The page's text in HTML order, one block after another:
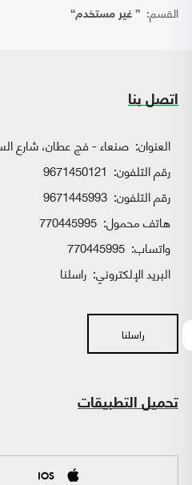
القسم: { غير مستخدم}
اتصل بنا
العنوان: صنعاء - فج عطان، شارع
رقم التلفون: 9671450121
رقم التلفون: 9671445993
هاتف محمول: 770445995
واتساب:
البريد الإلكتروني: راسلنا
راسلنا
تحميل التطبيقات
IOS